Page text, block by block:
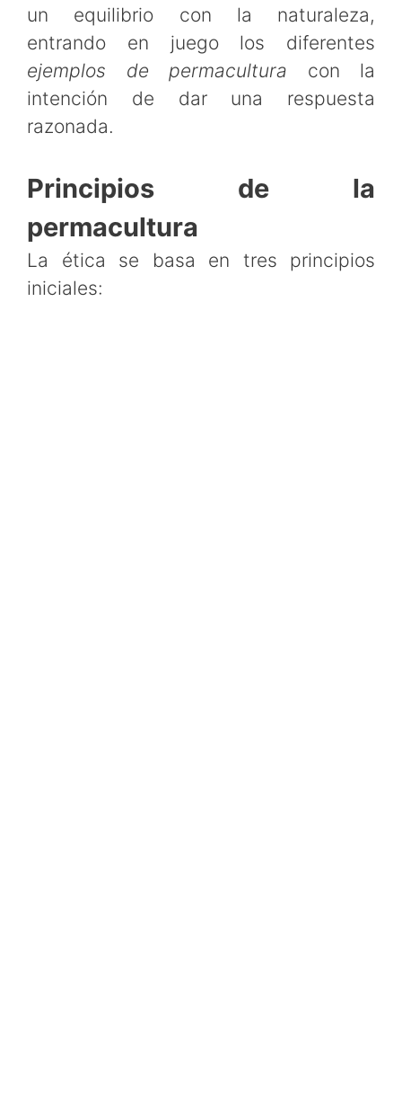
un equilibrio con la naturaleza,
entrando en juego los diferentes
ejemplos de permacultura con la
intención de dar una respuesta
razonada.
Principios de la
permacultura
La ética se basa en tres principios
iniciales: